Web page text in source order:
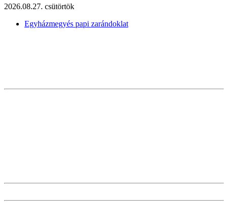
2026.08.27. csütörtök
Egyházmegyés papi zarándoklat